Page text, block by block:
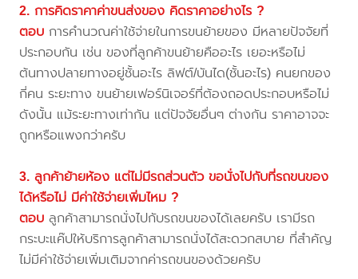
2. การคิดราคาค่าขนส่งของ คิดราคาอย่างไร ?
ตอบ การคำนวณค่าใช้จ่ายในการขนย้ายของ มีหลายปัจจัยที่
ประกอบกัน เช่น ของที่ลูกค้าขนย้ายคืออะไร เยอะหรือไม่
ต้นทางปลายทางอยู่ชั้นอะไร ลิฟต์/บันได(ชั้นอะไร) คนยกของ
กี่คน ระยะทาง ขนย้ายเฟอร์นิเจอร์ที่ต้องถอดประกอบหรือไม่
ดังนั้น แม้ระยะทางเท่ากัน แต่ปัจจัยอื่นๆ ต่างกัน ราคาอาจจะ
ถูกหรือแพงกว่าครับ
3. ลูกค้าย้ายห้อง แต่ไม่มีรถส่วนตัว ขอนั่งไปกับที่รถขนของ
ได้หรือไม่ มีค่าใช้จ่ายเพิ่มไหม ?
ตอบ ลูกค้าสามารถนั่งไปกับรถขนของได้เลยครับ เรามีรถ
กระบะแค๊ปให้บริการลูกค้าสามารถนั่งได้สะดวกสบาย ที่สำคัญ
ไม่มีค่าใช้จ่ายเพิ่มเติมจากค่ารถขนของด้วยครับ